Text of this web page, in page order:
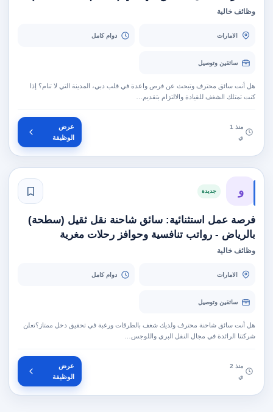
وظائف خالية
الامارات دوام كامل
سائقين وتوصيل
هل أنت سائق محترف وتبحث عن فرص واعدة في قلب دبي، المدينة التي لا تنام؟ إذا
كنت تمتلك الشغف للقيادة والالتزام بتقديم…
منذ 1
ي
عرض
الوظيفة
و جديدة
فرصة عمل استثنائية: سائق شاحنة نقل ثقيل (سطحة)
بالرياض - رواتب تنافسية وحوافز رحلات مغرية
وظائف خالية
الامارات دوام كامل
سائقين وتوصيل
هل أنت سائق شاحنة محترف ولديك شغف بالطرقات ورغبة في تحقيق دخل ممتاز؟تعلن
شركتنا الرائدة في مجال النقل البري واللوجس…
منذ 2
ي
عرض
الوظيفة